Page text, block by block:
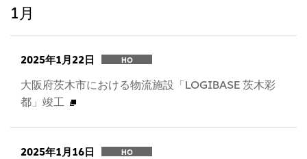
1月
2025年1月22日 HO
大阪府茨木市における物流施設「LOGIBASE 茨木彩
都」竣工
2025年1月16日 HO